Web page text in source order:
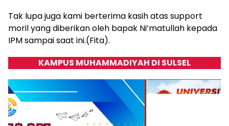
Tak lupa juga kami berterima kasih atas support
moril yang diberikan oleh bapak Ni’matullah kepada
IPM sampai saat ini.(Fita).
KAMPUS MUHAMMADIYAH DI SULSEL